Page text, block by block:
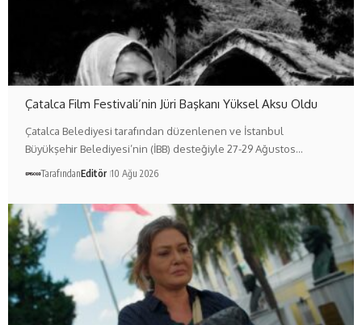
Çatalca Film Festivali’nin Jüri Başkanı Yüksel Aksu Oldu
Çatalca Belediyesi tarafından düzenlenen ve İstanbul
Büyükşehir Belediyesi’nin (İBB) desteğiyle 27-29 Ağustos…
TarafındanEditör 10 Ağu 2026